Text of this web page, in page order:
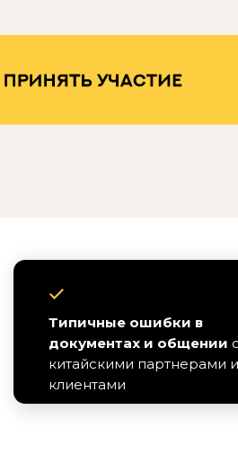
Типичные ошибки в
документах и общении
китайскими партнерами и
клиентами
Этот